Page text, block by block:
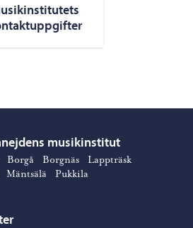
– Gå till startsidan
musikinstitut
Borgå Borgnäs
Lappträsk
Mäntsälä Pukkila